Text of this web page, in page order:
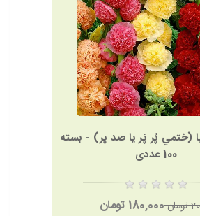
(ختمي پُر پَر يا صد پر) - بسته
100 عددی
180,000 تومان